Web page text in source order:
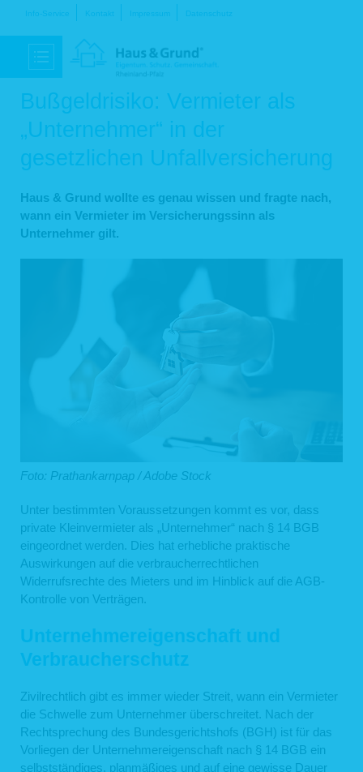
Navigation
Info-Service Kontakt Impressum Datenschutz
Bußgeldrisiko: Vermieter als
„Unternehmer“ in der
gesetzlichen Unfallversicherung
Haus & Grund wollte es genau wissen und fragte nach,
wann ein Vermieter im Versicherungssinn als
Unternehmer gilt.
Foto: Prathankarnpap / Adobe Stock
Unter bestimmten Voraussetzungen kommt es vor, dass
private Kleinvermieter als „Unternehmer“ nach § 14 BGB
eingeordnet werden. Dies hat erhebliche praktische
Auswirkungen auf die verbraucherrechtlichen
Widerrufsrechte des Mieters und im Hinblick auf die AGB-
Kontrolle von Verträgen.
Unternehmereigenschaft und
Verbraucherschutz
Zivilrechtlich gibt es immer wieder Streit, wann ein Vermieter
die Schwelle zum Unternehmer überschreitet. Nach der
Rechtsprechung des Bundesgerichtshofs (BGH) ist für das
Vorliegen der Unternehmereigenschaft nach § 14 BGB ein
selbstständiges, planmäßiges und auf eine gewisse Dauer